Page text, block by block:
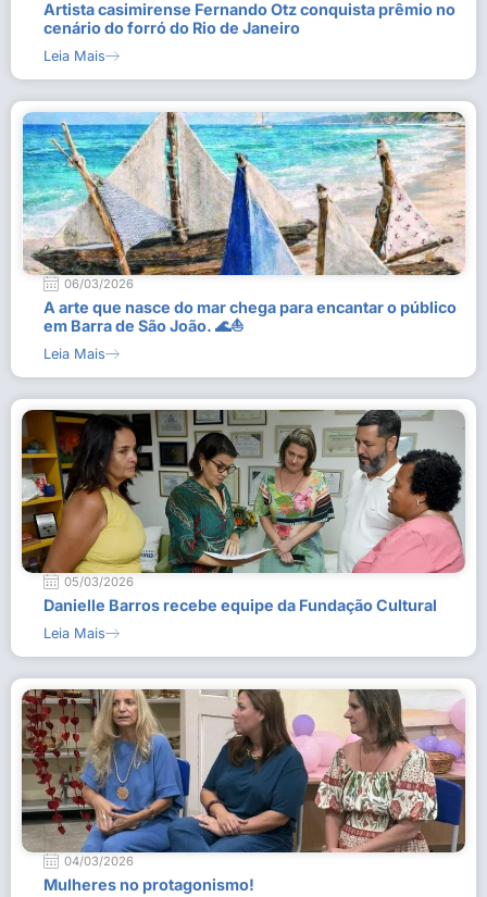
Artista casimirense Fernando Otz conquista prêmio no
cenário do forró do Rio de Janeiro
Leia Mais
06/03/2026
A arte que nasce do mar chega para encantar o público
em Barra de São João. 🌊⛵
Leia Mais
05/03/2026
Danielle Barros recebe equipe da Fundação Cultural
Leia Mais
04/03/2026
Mulheres no protagonismo!